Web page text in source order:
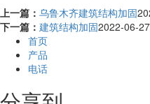
上一篇： 乌鲁木齐建筑结构加固
下一篇： 建筑结构加固2022-06-27
首页
产品
电话